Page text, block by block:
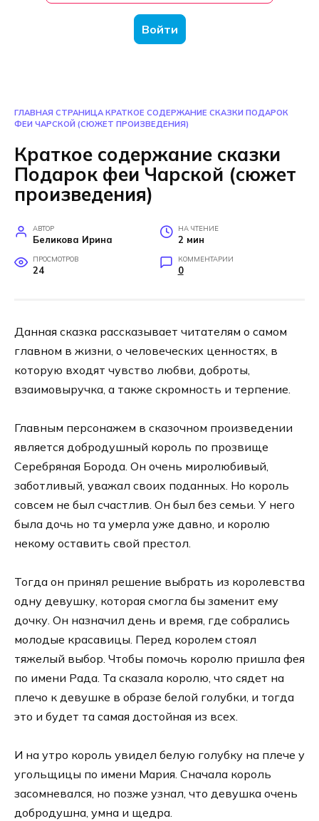
Войти
ГЛАВНАЯ СТРАНИЦА КРАТКОЕ СОДЕРЖАНИЕ СКАЗКИ ПОДАРОК
ФЕИ ЧАРСКОЙ (СЮЖЕТ ПРОИЗВЕДЕНИЯ)
Краткое содержание сказки
Подарок феи Чарской (сюжет
произведения)
АВТОР
Беликова Ирина
НА ЧТЕНИЕ
2 мин
ПРОСМОТРОВ
24
КОММЕНТАРИИ
0
Данная сказка рассказывает читателям о самом
главном в жизни, о человеческих ценностях, в
которую входят чувство любви, доброты,
взаимовыручка, а также скромность и терпение.
Главным персонажем в сказочном произведении
является добродушный король по прозвище
Серебряная Борода. Он очень миролюбивый,
заботливый, уважал своих поданных. Но король
совсем не был счастлив. Он был без семьи. У него
была дочь но та умерла уже давно, и королю
некому оставить свой престол.
Тогда он принял решение выбрать из королевства
одну девушку, которая смогла бы заменит ему
дочку. Он назначил день и время, где собрались
молодые красавицы. Перед королем стоял
тяжелый выбор. Чтобы помочь королю пришла фея
по имени Рада. Та сказала королю, что сядет на
плечо к девушке в образе белой голубки, и тогда
это и будет та самая достойная из всех.
И на утро король увидел белую голубку на плече у
угольщицы по имени Мария. Сначала король
засомневался, но позже узнал, что девушка очень
добродушна, умна и щедра.